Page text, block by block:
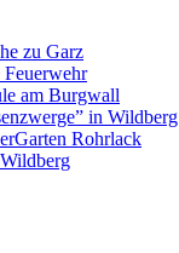
zu Garz
am Burgwall
in Wildberg
Rohrlack